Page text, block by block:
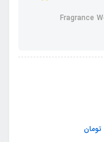
Fragrance
تومان